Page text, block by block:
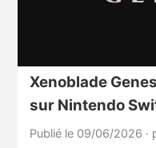
Xenoblade
sur Nintendo
Publié le 09/06/2026 ·